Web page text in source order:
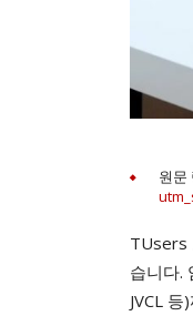
원문
TUsers
습니다.
JVCL